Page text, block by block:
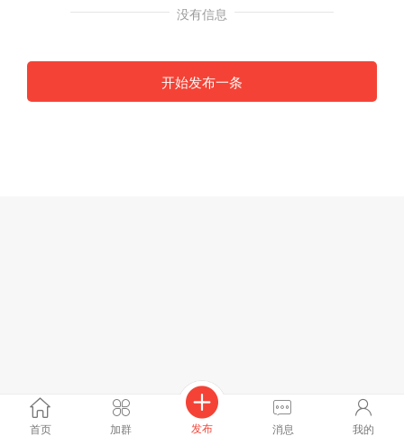
没有信息
开始发布一条
首页 加群 发布 消息 我的